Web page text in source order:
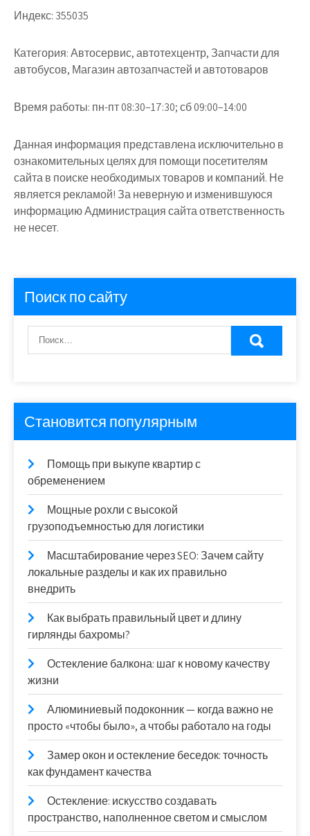
Индекс: 355035
Категория:Автосервис, автотехцентр, Запчасти для
автобусов, Магазин автозапчастей и автотоваров
Время работы: пн-пт 08:30–17:30; сб 09:00–14:00
Данная информация представлена исключительно в
ознакомительных целях для помощи посетителям
сайта в поиске необходимых товаров и компаний. Не
является рекламой! За неверную и изменившуюся
информацию Администрация сайта ответственность
не несет.
Поиск по сайту
Становится популярным
Помощь при выкупе квартир с
обременением
Мощные рохли с высокой
грузоподъемностью для логистики
Масштабирование через SEO: Зачем сайту
локальные разделы и как их правильно
внедрить
Как выбрать правильный цвет и длину
гирлянды бахромы?
Остекление балкона: шаг к новому качеству
жизни
Алюминиевый подоконник — когда важно не
просто «чтобы было», а чтобы работало на годы
Замер окон и остекление беседок: точность
как фундамент качества
Остекление: искусство создавать
пространство, наполненное светом и смыслом